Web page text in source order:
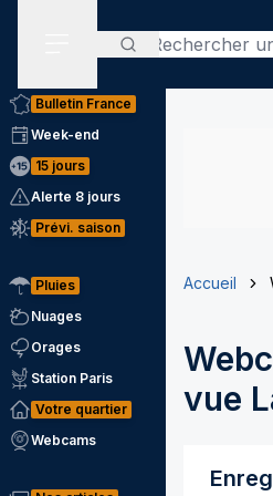
Rechercher
Bulletin France
Week-end
15 jours
Alerte 8 jours
Prévi. saison
Pluies
Nuages
Orages
Station Paris
Votre quartier
Webcams
Accueil
vue